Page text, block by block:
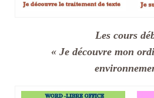
Les cours
« Je découvre mon